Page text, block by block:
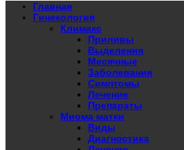
Главная
Гинекология
Климакс
Приливы
Выделения
Месячные
Заболевания
Симптомы
Лечение
Препараты
Миома матки
Виды
Диагностика